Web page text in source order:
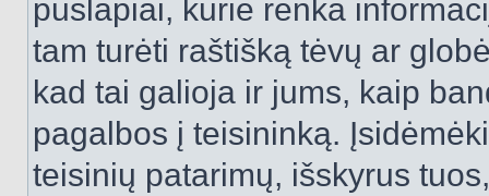
puslapiai, kurie renka
tam turėti raštišką tėvų ar
kad tai galioja ir jums, kaip
pagalbos į teisininką.
teisinių patarimų, išskyrus